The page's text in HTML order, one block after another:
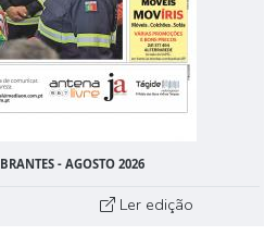
- AGOSTO 2026
Ler edição